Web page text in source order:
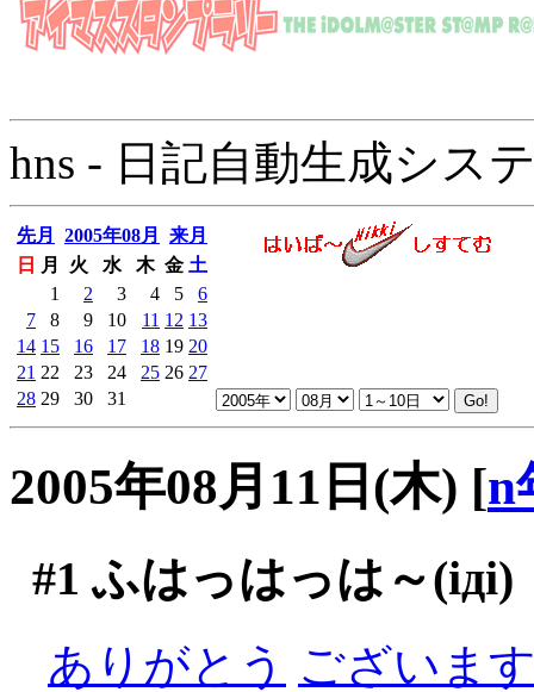
hns - 日記自動生成シス
先月 2005年08月
来月
日
月 火 水 木 金 土
1
2 3 4 5
6
7
8 9 10 11 12 13
14 15 16 17 18 19 20
21 22 23 24 25 26 27
28 29 30 31
2005年08月11日(木) [n
#1 ふはっはっは～(iдi)
ありがとう ございま